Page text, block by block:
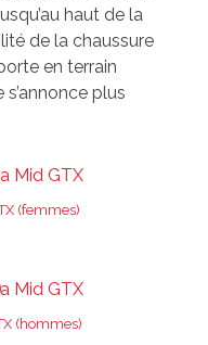
haut de la
de la chaussure
en terrain
plus
(femmes)
(hommes)